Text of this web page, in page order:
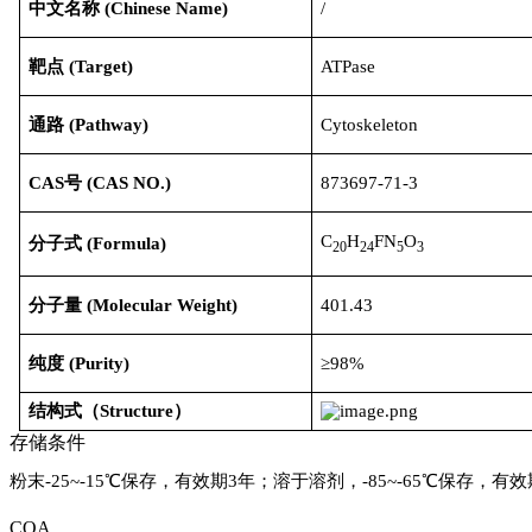
中文名称 (Chinese Name) /
靶点 (Target) ATPase
通路 (Pathway) Cytoskeleton
CAS号 (CAS NO.) 873697-71-3
分子式 (Formula) C20H24FN5O3
分子量 (Molecular Weight) 401.43
纯度 (Purity) ≥98%
结构式（Structure）
存储条件
粉末-25~-15℃保存，有效期3年；溶于溶剂，-85~-65℃保存，有效
COA